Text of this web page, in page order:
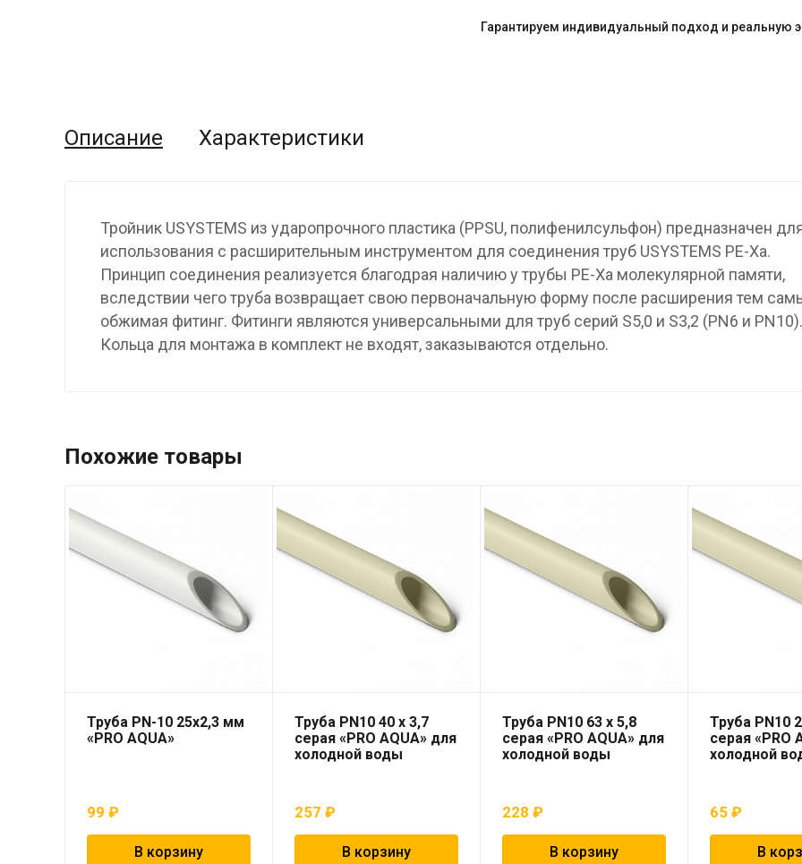
Гарантируем индивидуальный подход и реальную
Описание Характеристики
Тройник USYSTEMS из ударопрочного пластика (PPSU, полифенилсульфон) предназначен
использования с расширительным инструментом для соединения труб USYSTEMS PE-Xa.
Принцип соединения реализуется благодрая наличию у трубы PE-Xa молекулярной памяти,
вследствии чего труба возвращает свою первоначальную форму после расширения тем
обжимая фитинг. Фитинги являются универсальными для труб серий S5,0 и S3,2 (PN6 и PN10).
Кольца для монтажа в комплект не входят, заказываются отдельно.
Похожие товары
Труба PN-10 25х2,3 мм
«PRO AQUA»
99 ₽
В корзину
Труба PN10 40 x 3,7
серая «PRO AQUA» для
холодной воды
257₽
В корзину
Труба PN10 63 x 5,8
серая «PRO AQUA» для
холодной воды
228₽
В корзину
Труба PN10
серая «PRO
холодной
65₽
В